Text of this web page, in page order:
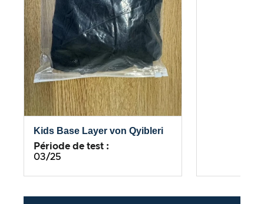
Kids Base Layer von Qyibleri
Période de test :
03/25